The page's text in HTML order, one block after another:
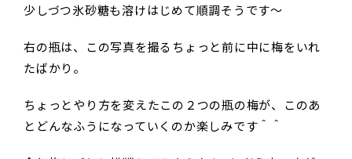
少しづつ氷砂糖も溶けはじめて順調そうです～
右の瓶は、この写真を撮るちょっと前に中に梅をいれ
たばかり。
ちょっとやり方を変えたこの２つの瓶の梅が、このあ
とどんなふうになっていくのか楽しみです＾＾